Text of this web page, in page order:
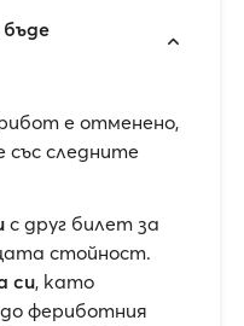
е отменено,
със следните
с друг билет за
стойност.
си, като
фериботния